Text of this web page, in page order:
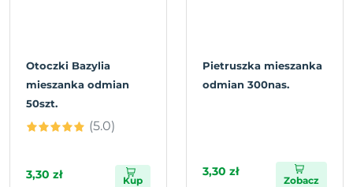
Otoczki Bazylia
mieszanka odmian
50szt.
(5.0)
3,30 zł Kup
Pietruszka mieszanka
odmian 300nas.
3,30 zł
Zobacz